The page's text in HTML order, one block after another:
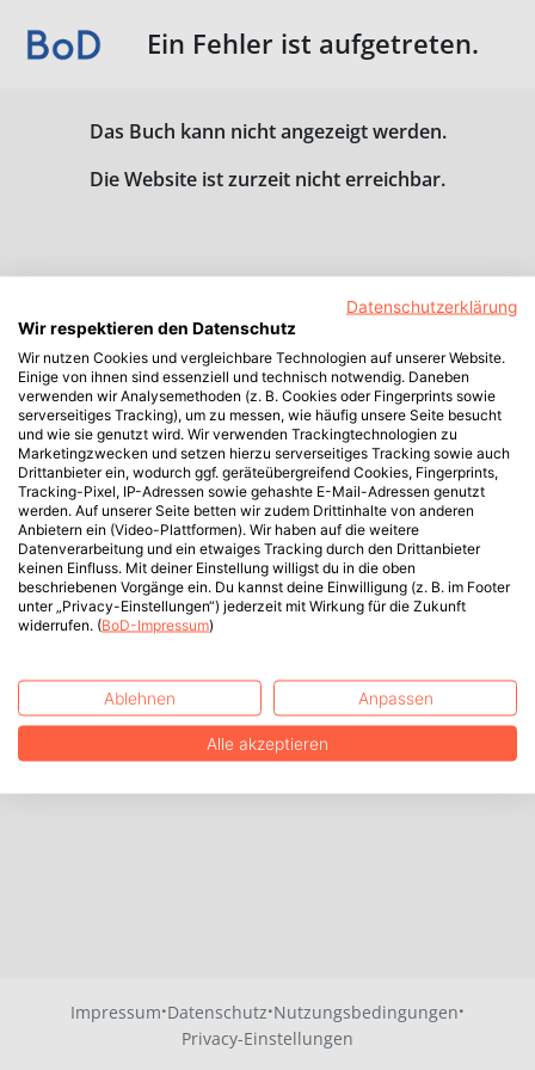
Ein Fehler ist aufgetreten.
Das Buch kann nicht angezeigt werden.
Die Website ist zurzeit nicht erreichbar.
Impressum·Datenschutz·Nutzungsbedingungen·
Privacy-Einstellungen
Datenschutzerklärung
Wir respektieren den Datenschutz
Wir nutzen Cookies und vergleichbare Technologien auf unserer Website.
Einige von ihnen sind essenziell und technisch notwendig. Daneben
verwenden wir Analysemethoden (z. B. Cookies oder Fingerprints sowie
serverseitiges Tracking), um zu messen, wie häufig unsere Seite besucht
und wie sie genutzt wird. Wir verwenden Trackingtechnologien zu
Marketingzwecken und setzen hierzu serverseitiges Tracking sowie auch
Drittanbieter ein, wodurch ggf. geräteübergreifend Cookies, Fingerprints,
Tracking-Pixel, IP-Adressen sowie gehashte E-Mail-Adressen genutzt
werden. Auf unserer Seite betten wir zudem Drittinhalte von anderen
Anbietern ein (Video-Plattformen). Wir haben auf die weitere
Datenverarbeitung und ein etwaiges Tracking durch den Drittanbieter
keinen Einfluss. Mit deiner Einstellung willigst du in die oben
beschriebenen Vorgänge ein. Du kannst deine Einwilligung (z. B. im Footer
unter „Privacy-Einstellungen“) jederzeit mit Wirkung für die Zukunft
widerrufen. (BoD-Impressum)
Ablehnen Anpassen
Alle akzeptieren